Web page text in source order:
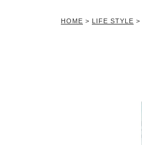
HOME LIFE STYLE